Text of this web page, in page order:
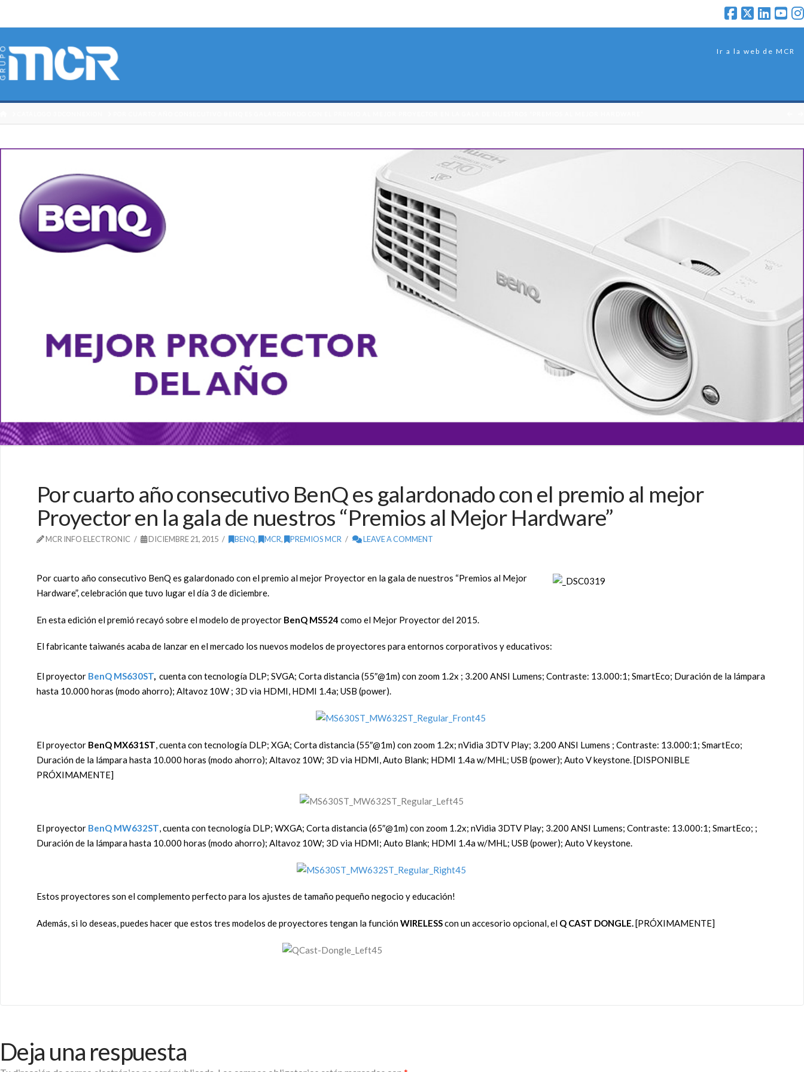
Ir a la web de MCR
Por cuarto año consecutivo BenQ es galardonado con el premio al mejor
Proyector en la gala de nuestros “Premios al Mejor Hardware”
MCR INFO ELECTRONIC DICIEMBRE 21, 2015 BENQ, MCR, PREMIOS MCR LEAVE A COMMENT
Por cuarto año consecutivo BenQ es galardonado con el premio al mejor Proyector en la gala de nuestros “Premios al Mejor
Hardware”, celebración que tuvo lugar el día 3 de diciembre.
En esta edición el premió recayó sobre el modelo de proyector BenQ MS524 como el Mejor Proyector del 2015.
El fabricante taiwanés acaba de lanzar en el mercado los nuevos modelos de proyectores para entornos corporativos y educativos:
El proyector BenQ MS630ST, cuenta con tecnología DLP; SVGA; Corta distancia (55″@1m) con zoom 1.2x ; 3.200 ANSI Lumens; Contraste: 13.000:1; SmartEco; Duración de la lámpara
hasta 10.000 horas (modo ahorro); Altavoz 10W ; 3D via HDMI, HDMI 1.4a; USB (power).
El proyector BenQ MX631ST, cuenta con tecnología DLP; XGA; Corta distancia (55″@1m) con zoom 1.2x; nVidia 3DTV Play; 3.200 ANSI Lumens ; Contraste: 13.000:1; SmartEco;
Duración de la lámpara hasta 10.000 horas (modo ahorro); Altavoz 10W; 3D via HDMI, Auto Blank; HDMI 1.4a w/MHL; USB (power); Auto V keystone. [DISPONIBLE
PRÓXIMAMENTE]
El proyector BenQ MW632ST, cuenta con tecnología DLP; WXGA; Corta distancia (65″@1m) con zoom 1.2x; nVidia 3DTV Play; 3.200 ANSI Lumens; Contraste: 13.000:1; SmartEco; ;
Duración de la lámpara hasta 10.000 horas (modo ahorro); Altavoz 10W; 3D via HDMI; Auto Blank; HDMI 1.4a w/MHL; USB (power); Auto V keystone.
Estos proyectores son el complemento perfecto para los ajustes de tamaño pequeño negocio y educación!
Además, si lo deseas, puedes hacer que estos tres modelos de proyectores tengan la funciónWIRELESScon un accesorio opcional, el Q CAST DONGLE.[PRÓXIMAMENTE]
Deja una respuesta